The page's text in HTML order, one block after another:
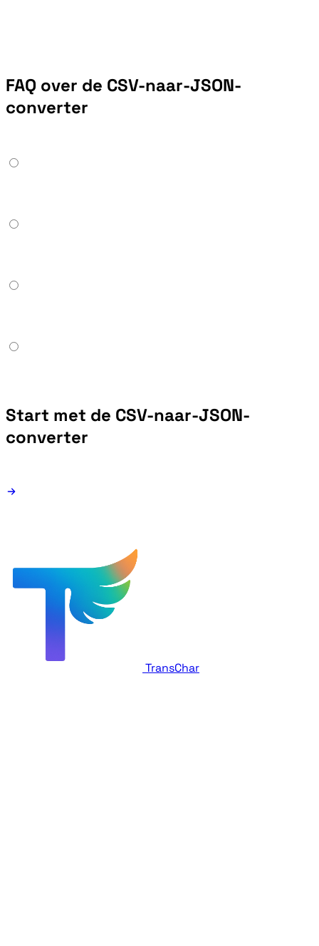
FAQ over de CSV-naar-JSON-
converter
Start met de CSV-naar-JSON-
converter
TransChar